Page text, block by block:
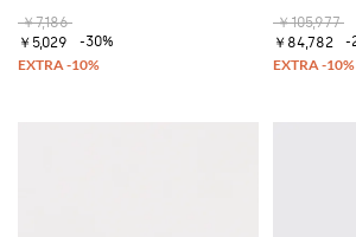
￥7,186
￥5,029
-30%
￥105,977
￥84,782
-